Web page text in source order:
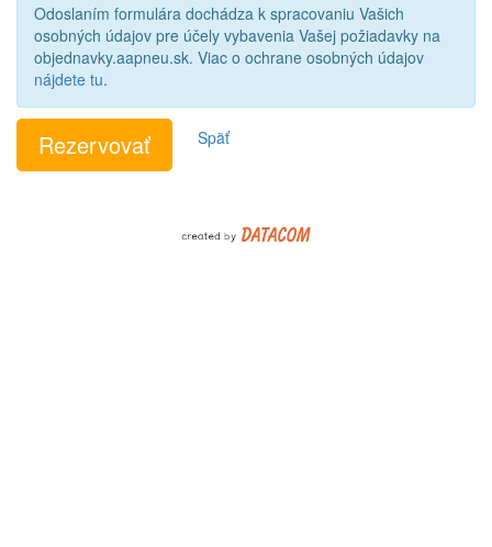
Odoslaním formulára dochádza k spracovaniu Vašich
osobných údajov pre účely vybavenia Vašej požiadavky na
objednavky.aapneu.sk. Viac o ochrane osobných údajov
nájdete tu.
Späť